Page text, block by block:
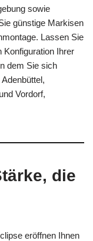
sowie
günstige Markisen
Lassen Sie
Konfiguration Ihrer
dem Sie sich
Vordorf,
die
eröffnen Ihnen